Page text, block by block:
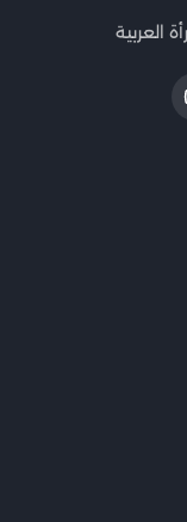
العربية